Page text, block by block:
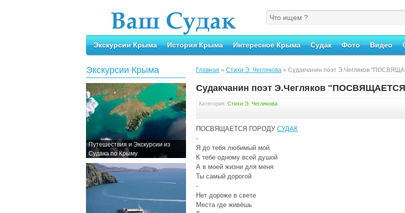
Экскурсии Крыма История Крыма Интересное Крыма Судак Фото Видео
Экскурсии Крыма
Путешествия и Экскурсии из
Судака по Крыму
Главная » Стихи Э. Чеглякова » Судакчанин поэт Э.Чегляков
Судакчанин поэт Э.Чегляков
Категория: Стихи Э. Чеглякова
ПОСВЯЩАЕТСЯ ГОРОДУ СУДАК
-
Я до тебя любимый мой
К тебе одному всей душой
А в моей жизни для меня
Ты самый дорогой
-
Нет дороже в свете
Места где живёшь